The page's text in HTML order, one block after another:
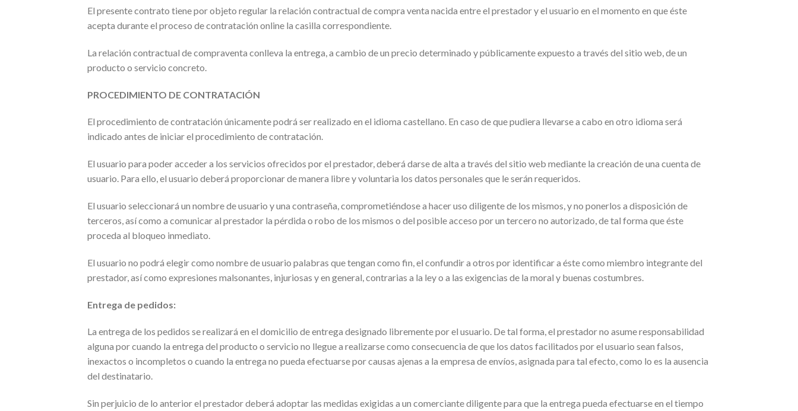
El presente contrato tiene por objeto regular la relación contractual de compra venta nacida entre el prestador y el usuario en el momento en que éste
acepta durante el proceso de contratación online la casilla correspondiente.
La relación contractual de compraventa conlleva la entrega, a cambio de un precio determinado y públicamente expuesto a través del sitio web, de un
producto o servicio concreto.
PROCEDIMIENTO DE CONTRATACIÓN
El procedimiento de contratación únicamente podrá ser realizado en el idioma castellano. En caso de que pudiera llevarse a cabo en otro idioma será
indicado antes de iniciar el procedimiento de contratación.
El usuario para poder acceder a los servicios ofrecidos por el prestador, deberá darse de alta a través del sitio web mediante la creación de una cuenta de
usuario. Para ello, el usuario deberá proporcionar de manera libre y voluntaria los datos personales que le serán requeridos.
El usuario seleccionará un nombre de usuario y una contraseña, comprometiéndose a hacer uso diligente de los mismos, y no ponerlos a disposición de
terceros, así como a comunicar al prestador la pérdida o robo de los mismos o del posible acceso por un tercero no autorizado, de tal forma que éste
proceda al bloqueo inmediato.
El usuario no podrá elegir como nombre de usuario palabras que tengan como fin, el confundir a otros por identificar a éste como miembro integrante del
prestador, así como expresiones malsonantes, injuriosas y en general, contrarias a la ley o a las exigencias de la moral y buenas costumbres.
Entrega de pedidos:
La entrega de los pedidos se realizará en el domicilio de entrega designado libremente por el usuario. De tal forma, el prestador no asume responsabilidad
alguna por cuando la entrega del producto o servicio no llegue a realizarse como consecuencia de que los datos facilitados por el usuario sean falsos,
inexactos o incompletos o cuando la entrega no pueda efectuarse por causas ajenas a la empresa de envíos, asignada para tal efecto, como lo es la ausencia
del destinatario.
Sin perjuicio de lo anterior el prestador deberá adoptar las medidas exigidas a un comerciante diligente para que la entrega pueda efectuarse en el tiempo